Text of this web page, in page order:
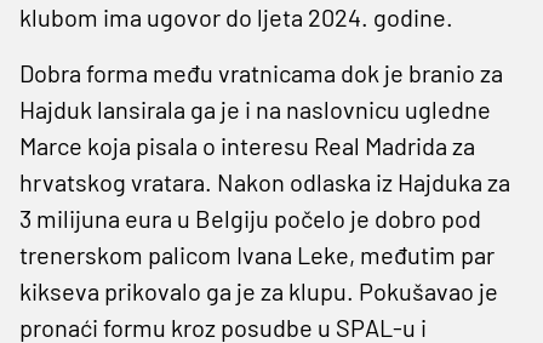
klubom ima ugovor do ljeta 2024. godine.
Dobra forma među vratnicama dok je branio za
Hajduk lansirala ga je i na naslovnicu ugledne
Marce koja pisala o interesu Real Madrida za
hrvatskog vratara. Nakon odlaska iz Hajduka za
3 milijuna eura u Belgiju počelo je dobro pod
trenerskom palicom Ivana Leke, međutim par
kikseva prikovalo ga je za klupu. Pokušavao je
pronaći formu kroz posudbe u SPAL-u i